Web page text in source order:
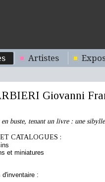
Artistes
Giovanni
en buste, tenant un livre : une
CATALOGUES :
et miniatures
d'inventaire :